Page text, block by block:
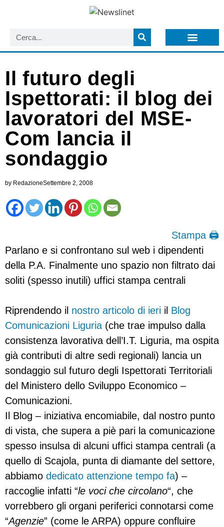
Il futuro degli
Ispettorati: il blog dei
lavoratori del MSE-
Com lancia il
sondaggio
by RedazioneSettembre 2, 2008
Stampa 🖨
Parlano e si confrontano sul web i dipendenti
della P.A. Finalmente uno spazio non filtrato dai
soliti (spesso inutili) uffici stampa centrali
Riprendendo il nostro articolo di ieri il Blog
Comunicazioni Liguria (che trae impulso dalla
consistenza lavorativa dell’I.T. Liguria, ma ospita
già contributi di altre sedi regionali) lancia un
sondaggio sul futuro degli Ispettorati Territoriali
del Ministero dello Sviluppo Economico –
Comunicazioni.
Il Blog – iniziativa encomiabile, dal nostro punto
di vista, che supera a piè pari la comunicazione
spesso insulsa di alcuni uffici stampa centrali (a
quello di Scajola, punta di diamante del settore,
abbiamo dedicato attenzione tempo fa) –
raccoglie infatti “le voci che circolano“, che
vorrebbero gli organi periferici connotarsi come
“Agenzie” (come le ARPA) oppure confluire